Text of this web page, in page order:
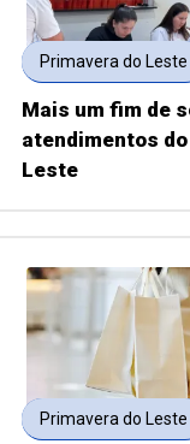
Primavera do Leste
Mais um fim de
atendimentos
Leste
Primavera do Leste